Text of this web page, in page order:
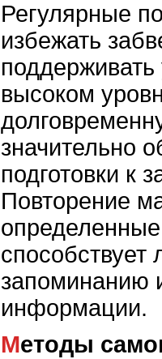
Регулярные
избежать
высоком
значительно
подготовки к
Повторение
способствует
запоминанию
информации.
Методы